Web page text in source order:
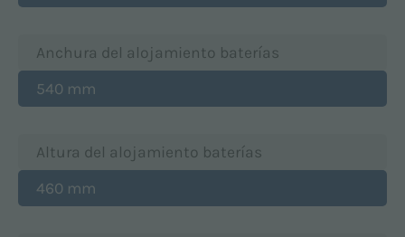
Anchura del alojamiento baterías
540 mm
Altura del alojamiento baterías
460 mm